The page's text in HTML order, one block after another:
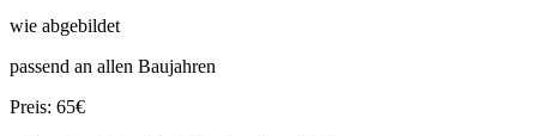
wie abgebildet
passend an allen Baujahren
Preis: 65€